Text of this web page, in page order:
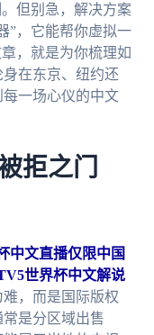
但别急，解决方案
”，它能帮你虚拟一
，就是为你梳理如
在东京、纽约还
一场心仪的中文
拒之门
中文直播仅限中国
世界杯中文解说
，而是国际版权
是分区域出售